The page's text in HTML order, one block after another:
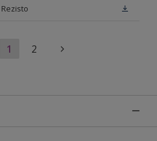
Rezisto
1 2